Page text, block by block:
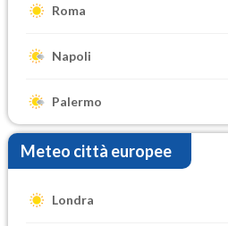
Roma
Napoli
Palermo
Meteo città europee
Londra